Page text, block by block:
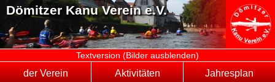
Dömitzer Kanu Verein e.V.
Textversion (Bilder ausblenden)
der Verein Aktivitäten Jahresplan